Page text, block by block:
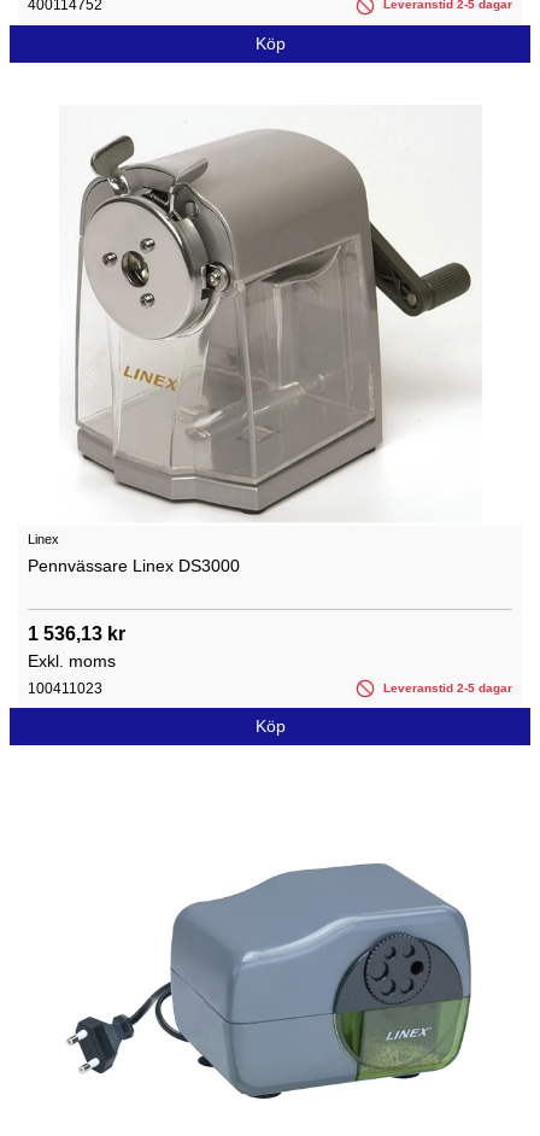
400114752 Leveranstid 2-5 dagar
Köp
Linex
Pennvässare Linex DS3000
1 536,13 kr
Exkl. moms
100411023 Leveranstid 2-5 dagar
Köp